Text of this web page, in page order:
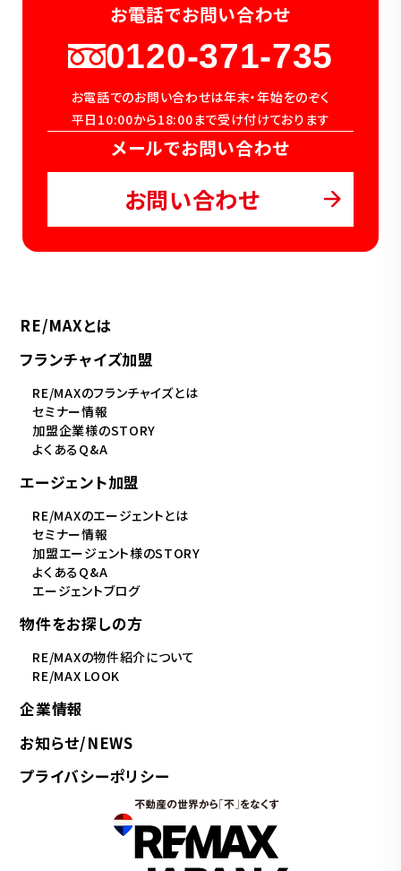
お電話でお問い合わせ
0120-371-735
お電話でのお問い合わせは年末・年始をのぞく
平日10:00から18:00まで受け付けております
メールでお問い合わせ
お問い合わせ
RE/MAXとは
フランチャイズ加盟
RE/MAXのフランチャイズとは
セミナー情報
加盟企業様のSTORY
よくあるQ&A
エージェント加盟
RE/MAXのエージェントとは
セミナー情報
加盟エージェント様のSTORY
よくあるQ&A
エージェントブログ
物件をお探しの方
RE/MAXの物件紹介について
RE/MAX LOOK
企業情報
お知らせ/NEWS
プライバシーポリシー